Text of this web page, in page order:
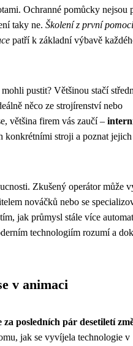
Ochranné pomůcky nejsou
taky ne. Školení z první
patří k základní výbavě
pustit? Většinou stačí
něco ze strojírenství nebo
většina firem vás zaučí –
konkrétními stroji a poznat jejich
Zkušený operátor může
nováčků nebo se
jak průmysl stále více
technologiím rozumí a
v animaci
posledních pár desetiletí
jak se vyvíjela technologie v